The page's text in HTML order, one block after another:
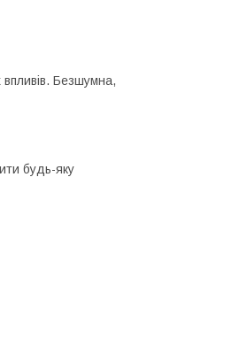
Безшумна,
будь-яку